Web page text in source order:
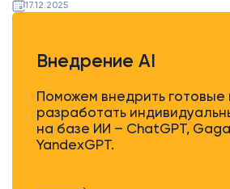
17.12.2025
Внедрение AI
Поможем внедрить готовые
разработать
на базе ИИ – ChatGPT,
YandexGPT.